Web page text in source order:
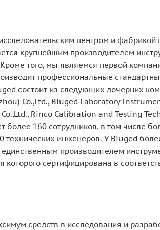
центром и
крупнейшим производителем
того, мы являемся первой
профессиональные
состоит из следующих дочерних
Co.,Ltd., Biuged Laboratory
Rinco Calibration and Testing
более 160 сотрудников, в том числе
инженеров. У Biuged
производителем
которого сертифицирована в
средств в исследования и